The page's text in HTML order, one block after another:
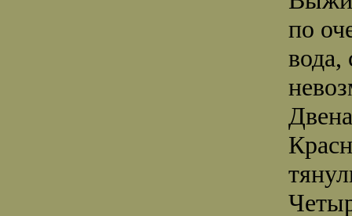
по
вода,